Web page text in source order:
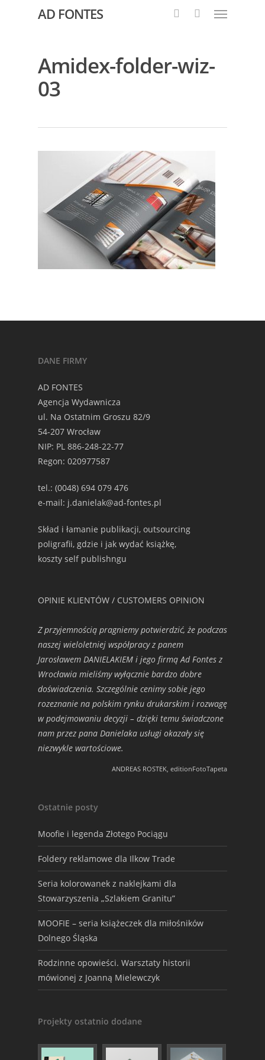
AD FONTES
Amidex-folder-wiz-
03
DANE FIRMY
AD FONTES
Agencja Wydawnicza
ul. Na Ostatnim Groszu 82/9
54-207 Wrocław
NIP: PL 886-248-22-77
Regon: 020977587
tel.: (0048) 694 079 476
e-mail: j.danielak@ad-fontes.pl
Skład i łamanie publikacji, outsourcing
poligrafii, gdzie i jak wydać książkę,
koszty self publishngu
OPINIE KLIENTÓW / CUSTOMERS OPINION
Z przyjemnością pragniemy potwierdzić, że podczas
naszej wieloletniej współpracy z panem
Jarosławem DANIELAKIEM i jego firmą Ad Fontes z
Wrocławia mieliśmy wyłącznie bardzo dobre
doświadczenia. Szczególnie cenimy sobie jego
rozeznanie na polskim rynku drukarskim i rozwagę
w podejmowaniu decyzji – dzięki temu świadczone
nam przez pana Danielaka usługi okazały się
niezwykle wartościowe.
ANDREAS ROSTEK, editionFotoTapeta
Ostatnie posty
Moofie i legenda Złotego Pociągu
Foldery reklamowe dla Ilkow Trade
Seria kolorowanek z naklejkami dla
Stowarzyszenia „Szlakiem Granitu”
MOOFIE – seria książeczek dla miłośników
Dolnego Śląska
Rodzinne opowieści. Warsztaty historii
mówionej z Joanną Mielewczyk
Projekty ostatnio dodane